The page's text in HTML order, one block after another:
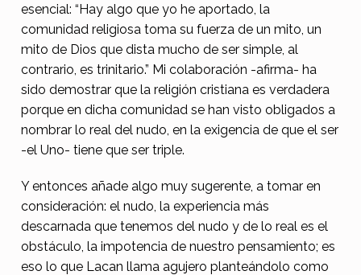
esencial: “Hay algo que yo he aportado, la
comunidad religiosa toma su fuerza de un mito, un
mito de Dios que dista mucho de ser simple, al
contrario, es trinitario.” Mi colaboración -afirma- ha
sido demostrar que la religión cristiana es verdadera
porque en dicha comunidad se han visto obligados a
nombrar lo real del nudo, en la exigencia de que el ser
-el Uno- tiene que ser triple.
Y entonces añade algo muy sugerente, a tomar en
consideración: el nudo, la experiencia más
descarnada que tenemos del nudo y de lo real es el
obstáculo, la impotencia de nuestro pensamiento; es
eso lo que Lacan llama agujero planteándolo como